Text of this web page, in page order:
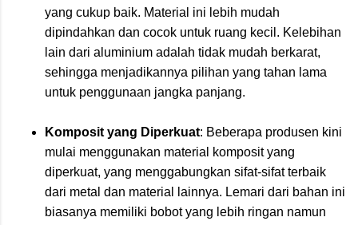
yang cukup baik. Material ini lebih mudah
dipindahkan dan cocok untuk ruang kecil. Kelebihan
lain dari aluminium adalah tidak mudah berkarat,
sehingga menjadikannya pilihan yang tahan lama
untuk penggunaan jangka panjang.
Komposit yang Diperkuat: Beberapa produsen kini
mulai menggunakan material komposit yang
diperkuat, yang menggabungkan sifat-sifat terbaik
dari metal dan material lainnya. Lemari dari bahan ini
biasanya memiliki bobot yang lebih ringan namun